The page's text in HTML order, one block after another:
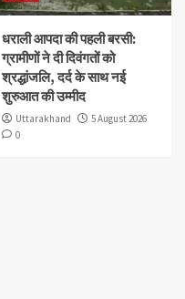
धराली आपदा की पहली बरसी:
ग्रामीणों ने दी दिवंगतों को
श्रद्धांजलि, दर्द के साथ नई
शुरुआत की उम्मीद
Uttarakhand
5 August 2026
0